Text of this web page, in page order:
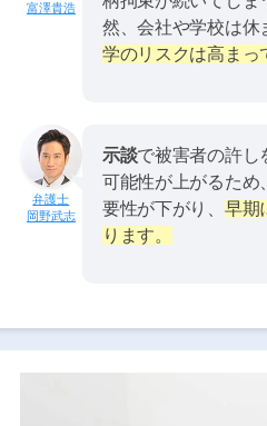
富澤貴浩
然、会社や学校は休
学のリスクは高まっ
岡野武志
示談で被害者の許し
可能性が上がるため
要性が下がり、 早期
ります。